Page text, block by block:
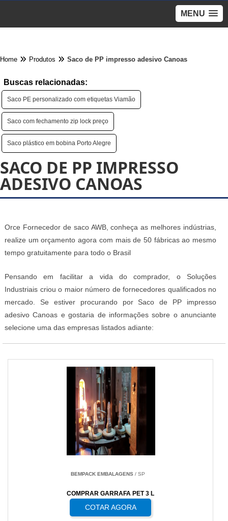
MENU
Home Produtos Saco de PP impresso adesivo Canoas
Buscas relacionadas:
Saco PE personalizado com etiquetas Viamão
Saco com fechamento zip lock preço
Saco plástico em bobina Porto Alegre
SACO DE PP IMPRESSO
ADESIVO CANOAS
Orce Fornecedor de saco AWB, conheça as melhores indústrias,
realize um orçamento agora com mais de 50 fábricas ao mesmo
tempo gratuitamente para todo o Brasil
Pensando em facilitar a vida do comprador, o Soluções
Industriais criou o maior número de fornecedores qualificados no
mercado. Se estiver procurando por Saco de PP impresso
adesivo Canoas e gostaria de informações sobre o anunciante
selecione uma das empresas listados adiante:
BEMPACK EMBALAGENS/ SP
COMPRAR GARRAFA PET 3 L
COTAR AGORA